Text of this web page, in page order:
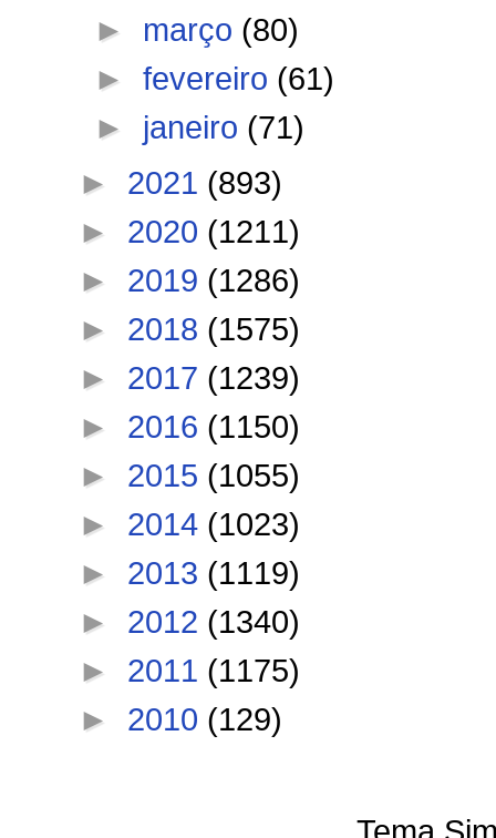
► março (80)
►fevereiro (61)
► janeiro (71)
► 2021 (893)
► 2020 (1211)
► 2019 (1286)
► 2018 (1575)
► 2017 (1239)
► 2016 (1150)
► 2015 (1055)
► 2014 (1023)
► 2013 (1119)
► 2012 (1340)
► 2011 (1175)
► 2010 (129)
Tema